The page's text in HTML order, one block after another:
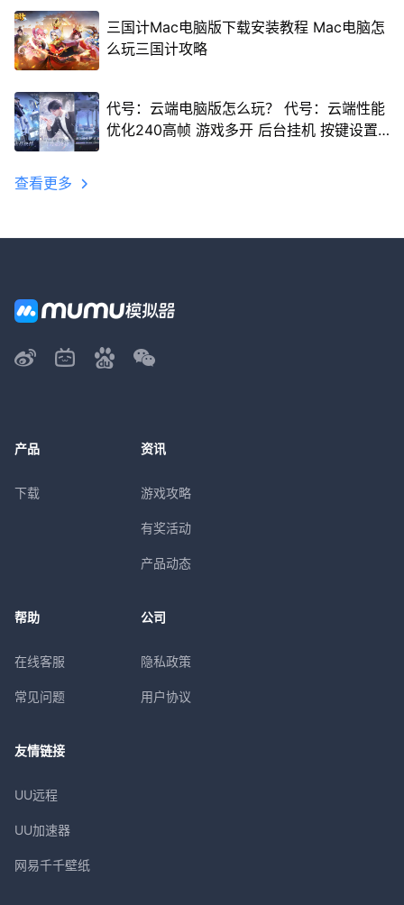
三国计Mac电脑版下载安装教程 Mac电脑怎
么玩三国计攻略
代号：云端电脑版怎么玩？ 代号：云端性能
优化240高帧 游戏多开 后台挂机 按键设置
查看更多
产品
下载
资讯
游戏攻略
有奖活动
产品动态
帮助
在线客服
常见问题
公司
隐私政策
用户协议
友情链接
UU远程
UU加速器
网易千千壁纸